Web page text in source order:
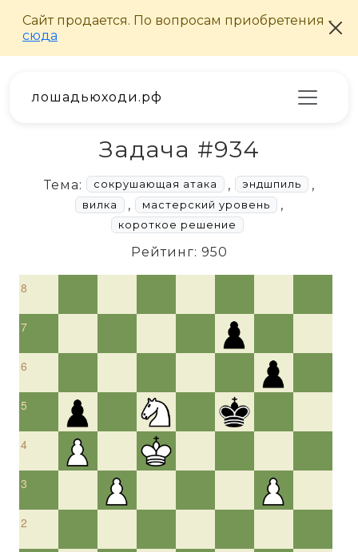
лошадьюходи.рф
Задача #934
Тема: сокрушающая атака , эндшпиль ,
вилка , мастерский уровень ,
короткое решение
Рейтинг: 950
8
7
6
5
4
3
2